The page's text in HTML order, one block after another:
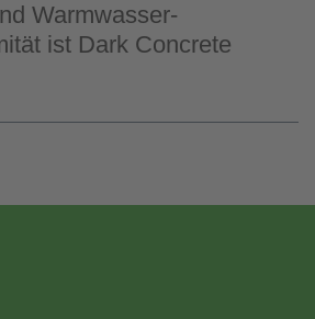
Warmwasser-
ist Dark Concrete